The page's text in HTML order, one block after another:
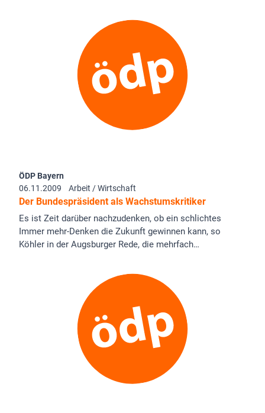
ÖDP Bayern
06.11.2009
Arbeit / Wirtschaft
Der Bundespräsident als Wachstumskritiker
Es ist Zeit darüber nachzudenken, ob ein schlichtes
Immer mehr-Denken die Zukunft gewinnen kann, so
Köhler in der Augsburger Rede, die mehrfach…